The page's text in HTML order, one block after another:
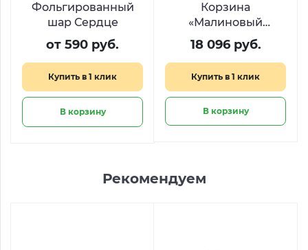
Фольгированный
шар Сердце
от 590 руб.
Купить в 1 клик
В корзину
Корзина
«Малиновый
рассвет» с цветами,
Киндер Сюрприз и
18 096 руб.
Купить в 1 клик
В корзину
Рекомендуем